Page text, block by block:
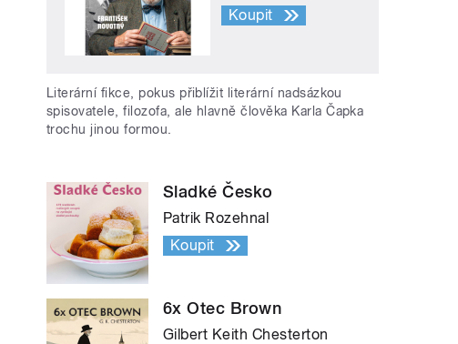
Koupit
Literární fikce, pokus přiblížit literární nadsázkou
spisovatele, filozofa, ale hlavně člověka Karla Čapka
trochu jinou formou.
Sladké Česko
Patrik Rozehnal
Koupit
6x Otec Brown
Gilbert Keith Chesterton